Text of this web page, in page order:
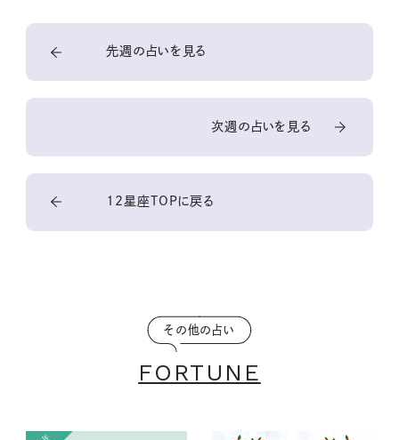
先週の占いを見る
次週の占いを見る
12星座TOPに戻る
その他の占い
FORTUNE